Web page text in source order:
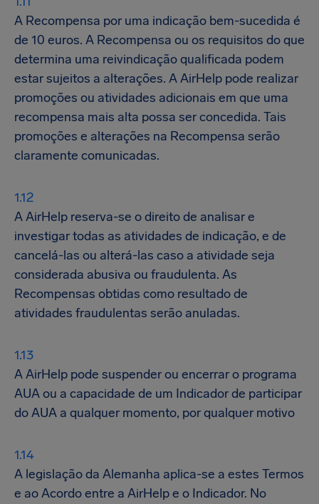
A Recompensa por uma indicação bem-sucedida é
de 10 euros. A Recompensa ou os requisitos do que
determina uma reivindicação qualificada podem
estar sujeitos a alterações. A AirHelp pode realizar
promoções ou atividades adicionais em que uma
recompensa mais alta possa ser concedida. Tais
promoções e alterações na Recompensa serão
claramente comunicadas.
A AirHelp reserva-se o direito de analisar e
investigar todas as atividades de indicação, e de
cancelá-las ou alterá-las caso a atividade seja
considerada abusiva ou fraudulenta. As
Recompensas obtidas como resultado de
atividades fraudulentas serão anuladas.
A AirHelp pode suspender ou encerrar o programa
AUA ou a capacidade de um Indicador de participar
do AUA a qualquer momento, por qualquer motivo
A legislação da Alemanha aplica-se a estes Termos
e ao Acordo entre a AirHelp e o Indicador. No